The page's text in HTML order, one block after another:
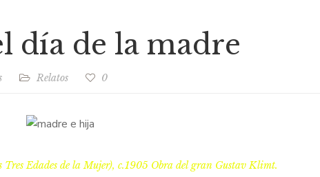
día de la madre
Relatos 0
Edades de la Mujer), c.1905 Obra del gran Gustav Klimt.